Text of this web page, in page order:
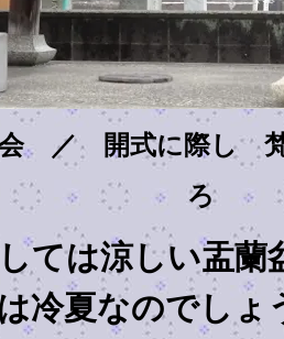
会 ／ 開式に際し 梵
ろ
ては涼しい盂蘭
冷夏なのでしょ